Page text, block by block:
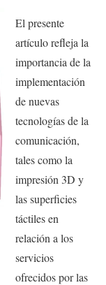
El presente
artículo refleja la
importancia de la
implementación
de nuevas
tecnologías de la
comunicación,
tales como la
impresión 3D y
las superficies
táctiles en
relación a los
servicios
ofrecidos por las